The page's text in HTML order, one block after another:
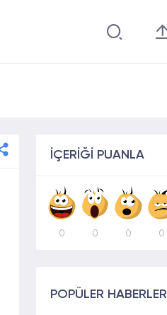
İÇERİĞİ PUANLA
0 0 0 0
POPÜLER HABERLER